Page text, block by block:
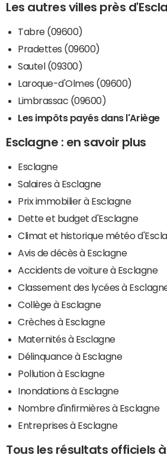
Les autres villes près
Tabre (09600)
Pradettes (09600)
Sautel (09300)
Laroque-d'Olmes (09600)
Limbrassac (09600)
Les impôts payés dans l'Ariège
Esclagne : en savoir plus
Esclagne
Salaires à Esclagne
Prix immobilier à Esclagne
Dette et budget d'Esclagne
Climat et historique météo
Avis de décès à Esclagne
Accidents de voiture à Esclagne
Classement des lycées à
Collège à Esclagne
Crèches à Esclagne
Maternités à Esclagne
Délinquance à Esclagne
Pollution à Esclagne
Inondations à Esclagne
Nombre d'infirmières à Esclagne
Entreprises à Esclagne
Tous les résultats officiels